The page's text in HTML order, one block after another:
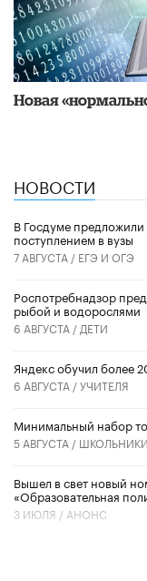
Новая
НОВОСТИ
В Госдуме
поступлением в вузы
7 АВГУСТА / ЕГЭ И ОГЭ
Роспотребнадзор
рыбой и водорослями
6 АВГУСТА / ДЕТИ
​Яндекс обучил более
6 АВГУСТА /УЧИТЕЛЯ
Минимальный набор
5 АВГУСТА / ШКОЛЬНИКИ
Вышел в свет новый
«Образовательная
3 ИЮЛЯ / АНОНС